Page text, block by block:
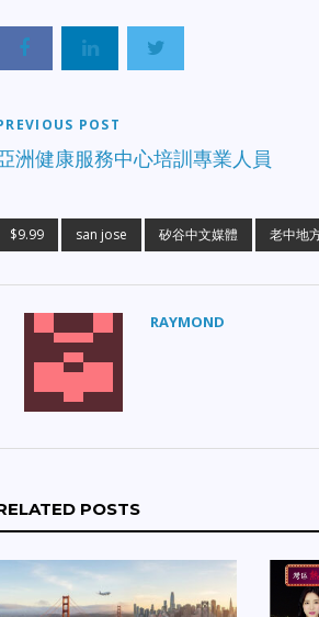
POST
洲健康服務中心培訓專業人員
$9.99 san jose 矽谷中文媒體 老中地
RAYMOND
POSTS